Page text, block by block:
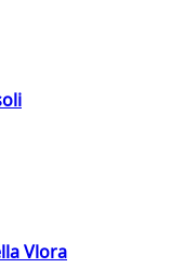
Vlora